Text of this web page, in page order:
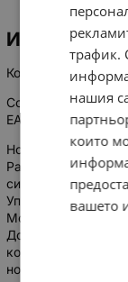
Контактор
Contactor LX00.04
EAW
Номинален ток:
Работно
системи.
Управляваща
Мощност:
Допълнителни
контактна група
нормално
трафик.
нашия
които
вашето